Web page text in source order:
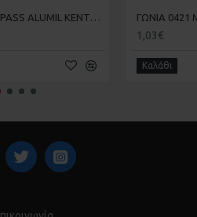
ΛΑΣΤΙΧΟ COMPASS ALUMIL ΚΕΝΤΡΙΚΟ ALFA C520 ΓΩΝΙΑ 0421
1,03€
Καλάθι